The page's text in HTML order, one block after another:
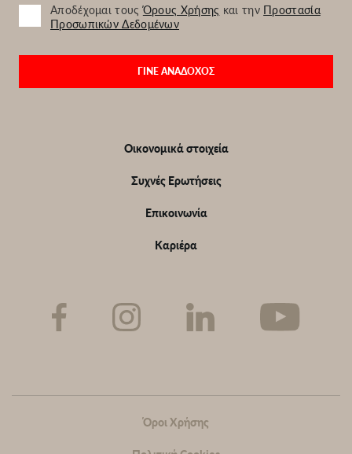
Αποδέχομαι τουςΌρους Χρήσης και την Προστασία
Προσωπικών Δεδομένων
ΓΙΝΕ ΑΝΑΔΟΧΟΣ
Υποσέλιδο
Οικονομικά στοιχεία
Συχνές Ερωτήσεις
Επικοινωνία
Καριέρα
Sub-
Όροι Χρήσης